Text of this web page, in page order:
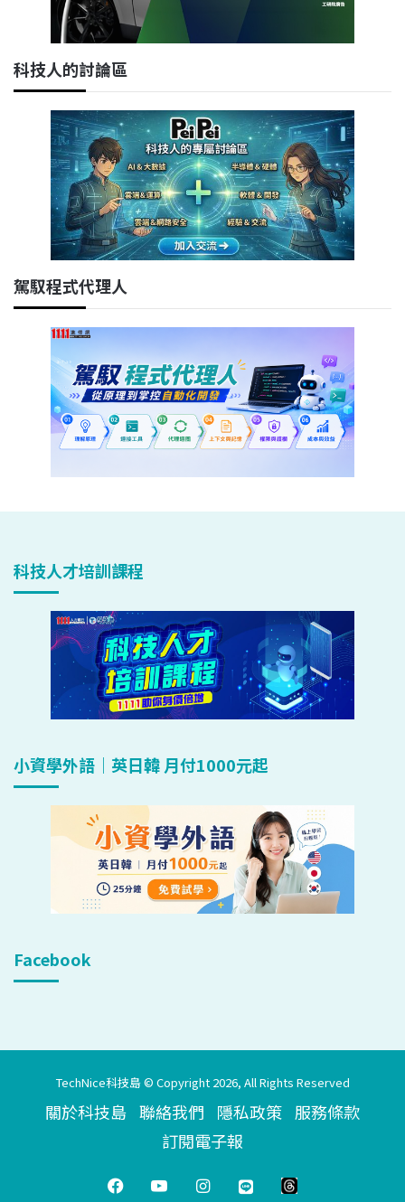
科技人的討論區
駕馭程式代理人
科技人才培訓課程
小資學外語｜英日韓 月付1000元起
Facebook
TechNice科技島 © Copyright 2026, All Rights Reserved
關於科技島 聯絡我們 隱私政策 服務條款
訂閱電子報